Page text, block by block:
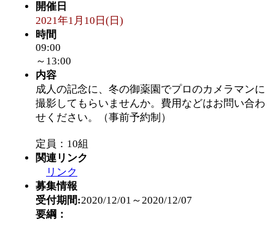
間：2026/07/13～
「子育て交流広場「
間：2026/08/10～
「赤ちゃん子育て講
付期間：2026/08/10～
「赤ちゃん子育て講
付期間：2026/08/10～
開催日
2021年1月10日(日)
時間
09:00
～13:00
内容
成人の記念に、冬の御薬園でプロのカメラマンに
撮影してもらいませんか。費用などはお問い合わ
せください。（事前予約制）
定員：10組
関連リンク
リンク
募集情報
受付期間:2020/12/01～2020/12/07
要綱：